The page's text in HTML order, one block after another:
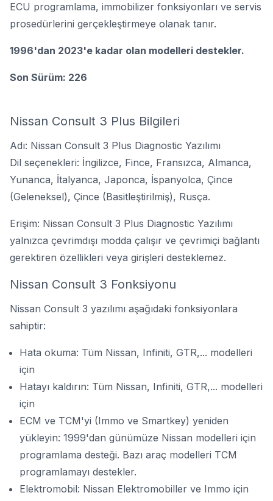
ECU programlama, immobilizer fonksiyonları ve servis
prosedürlerini gerçekleştirmeye olanak tanır.
1996'dan 2023'e kadar olan modelleri destekler.
Son Sürüm: 226
Nissan Consult 3 Plus Bilgileri
Adı: Nissan Consult 3 Plus Diagnostic Yazılımı
Dil seçenekleri: İngilizce, Fince, Fransızca, Almanca,
Yunanca, İtalyanca, Japonca, İspanyolca, Çince
(Geleneksel), Çince (Basitleştirilmiş), Rusça.
Erişim: Nissan Consult 3 Plus Diagnostic Yazılımı
yalnızca çevrimdışı modda çalışır ve çevrimiçi bağlantı
gerektiren özellikleri veya girişleri desteklemez.
Nissan Consult 3 Fonksiyonu
Nissan Consult 3 yazılımı aşağıdaki fonksiyonlara
sahiptir:
Hata okuma: Tüm Nissan, Infiniti, GTR,... modelleri
için
Hatayı kaldırın: Tüm Nissan, Infiniti, GTR,... modelleri
için
ECM ve TCM'yi (Immo ve Smartkey) yeniden
yükleyin: 1999'dan günümüze Nissan modelleri için
programlama desteği. Bazı araç modelleri TCM
programlamayı destekler.
Elektromobil: Nissan Elektromobiller ve Immo için